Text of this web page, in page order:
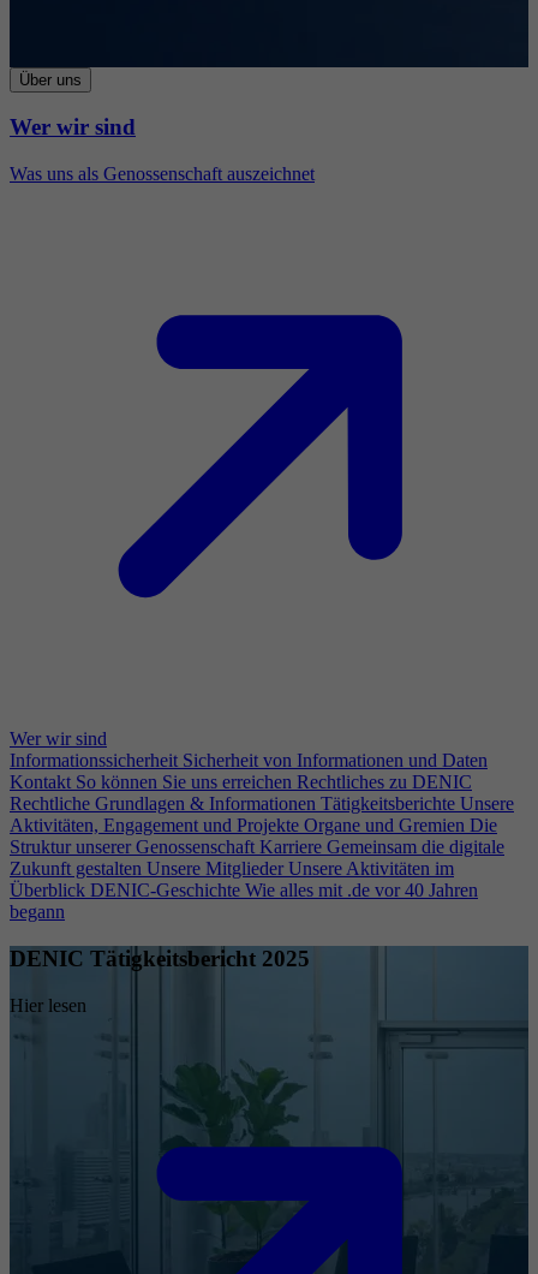
Über uns
Wer wir sind
Was uns als Genossenschaft auszeichnet
Wer wir sind
Informationssicherheit Sicherheit von Informationen und Daten
Kontakt So können Sie uns erreichen Rechtliches zu DENIC
Rechtliche Grundlagen & Informationen Tätigkeitsberichte Unsere
Aktivitäten, Engagement und Projekte Organe und Gremien Die
Struktur unserer Genossenschaft Karriere Gemeinsam die digitale
Zukunft gestalten Unsere Mitglieder Unsere Aktivitäten im
Überblick DENIC-Geschichte Wie alles mit .de vor 40 Jahren
begann
DENIC Tätigkeitsbericht 2025
Hier lesen